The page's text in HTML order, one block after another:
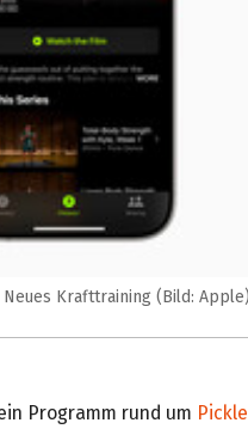
Krafttraining (Bild: Apple)
Programm rund um